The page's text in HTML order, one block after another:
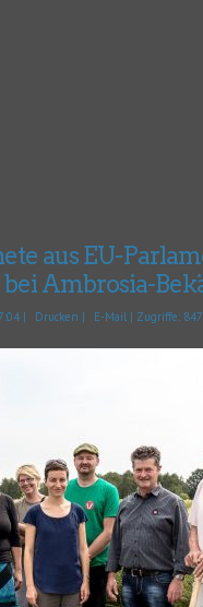
aus EU-
Ambrosia-
| Drucken | E-Mail | Zugriffe: